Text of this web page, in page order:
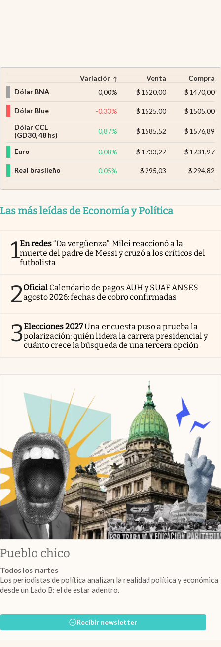
Variación Venta
Compra
Dólar BNA
0,00% $ 1520,00 $ 1470,00
Dólar Blue -0,33% $ 1525,00 $ 1505,00
Dólar CCL
(GD30, 48 hs)
0,87% $ 1585,52 $ 1576,89
Euro 0,08% $ 1733,27 $ 1731,97
Real brasileño 0,05% $ 295,03 $ 294,82
Las más leídas de Economía y Política
1En redes“Da vergüenza”: Milei reaccionó a la
muerte del padre de Messi y cruzó a los críticos del
futbolista
2Oficial Calendario de pagos AUH y SUAF ANSES
agosto 2026: fechas de cobro confirmadas
3Elecciones 2027Una encuesta puso a prueba la
polarización: quién lidera la carrera presidencial y
cuánto crece la búsqueda de una tercera opción
Pueblo chico
Todos los martes
Los periodistas de política analizan la realidad política y económica
desde un Lado B: el de estar adentro.
Recibir newsletter